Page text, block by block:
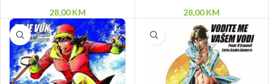
28,00KM 28,00KM